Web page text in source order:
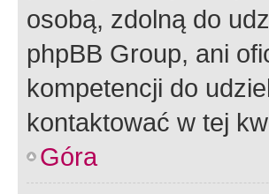
osobą, zdolną do
phpBB Group, ani
kompetencji do
kontaktować w tej
Góra